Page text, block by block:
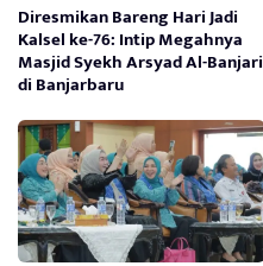
Diresmikan Bareng Hari Jadi
Kalsel ke-76: Intip Megahnya
Masjid Syekh Arsyad Al-Banjari
di Banjarbaru